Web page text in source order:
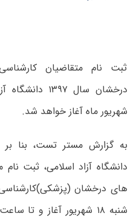
ثبت نام متقاضیان
شهریور ماه آغاز خواهد شد.
به گزارش مستر تست، بنا
دانشگاه آزاد اسلامی، ثبت
های درخشان